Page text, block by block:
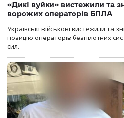
«Дикі вуйки» вистежили та
ворожих операторів БПЛА
Українські військові вистежили та
позицію операторів безпілотних
сил.